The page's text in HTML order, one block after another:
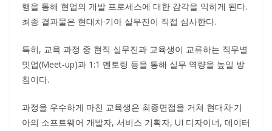
행을 통해 현업의 개발 프로세스에 대한 감각을 익히게 된다.
최종 결과물은 현대차·기아 실무진이 직접 심사한다.
특히, 교육 과정 중 현직 실무진과 교육생이 교류하는 직무별
밋업(Meet-up)과 1:1 멘토링 등을 통해 실무 역량을 높일 방
침이다.
과정을 우수하게 마친 교육생은 최종면접을 거쳐 현대차·기
아의 소프트웨어 개발자, 서비스 기획자, UI 디자이너, 데이터